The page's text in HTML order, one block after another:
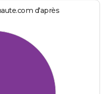
d'après